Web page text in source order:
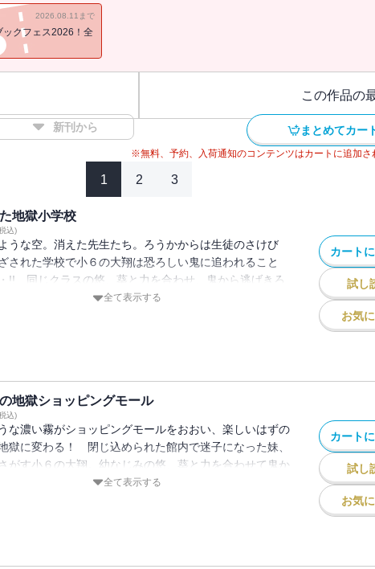
2026.08.11まで
ックフェス2026！全
この作品の
新刊から まとめてカー
※無料、予約、入荷通知のコンテンツはカートに追加さ
1 2 3
地獄小学校
込)
うな空。消えた先生たち。ろうかからは生徒のさけび
された学校で小６の大翔は恐ろしい鬼に追われること
!! 同じクラスの悠、葵と力を合わせ、鬼から逃げきろ
るが、大翔たちの先に待っていたのは・・・!? 心臓ドキ
全て表示する
カート
試し
お気
地獄ショッピングモール
込)
な濃い霧がショッピングモールをおおい、楽しいはずの
獄に変わる！ 閉じ込められた館内で迷子になった妹、
がす小６の大翔。幼なじみの悠、葵と力を合わせて鬼か
が、鬼に追い詰められ、絶体絶命の大ピンチ
全て表示する
カート
試し
お気